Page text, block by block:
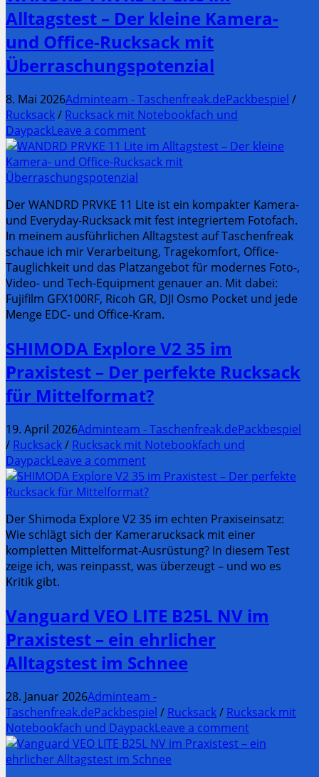
Alltagstest – Der kleine Kamera-
und Office-Rucksack mit
Überraschungspotenzial
8. Mai 2026Adminteam - Taschenfreak.dePackbespiel /
Rucksack/ Rucksack mit Notebookfach und
DaypackLeave a comment
Der WANDRD PRVKE 11 Lite ist ein kompakter Kamera-
und Everyday-Rucksack mit fest integriertem Fotofach.
In meinem ausführlichen Alltagstest auf Taschenfreak
schaue ich mir Verarbeitung, Tragekomfort, Office-
Tauglichkeit und das Platzangebot für modernes Foto-,
Video- und Tech-Equipment genauer an. Mit dabei:
Fujifilm GFX100RF, Ricoh GR, DJI Osmo Pocket und jede
Menge EDC- und Office-Kram.
SHIMODA Explore V2 35 im
Praxistest – Der perfekte Rucksack
für Mittelformat?
19. April 2026Adminteam - Taschenfreak.dePackbespiel
/ Rucksack/ Rucksack mit Notebookfach und
DaypackLeave a comment
Der Shimoda Explore V2 35 im echten Praxiseinsatz:
Wie schlägt sich der Kamerarucksack mit einer
kompletten Mittelformat-Ausrüstung? In diesem Test
zeige ich, was reinpasst, was überzeugt – und wo es
Kritik gibt.
Vanguard VEO LITE B25L NV im
Praxistest – ein ehrlicher
Alltagstest im Schnee
28. Januar 2026Adminteam -
Taschenfreak.dePackbespiel / Rucksack/ Rucksack mit
Notebookfach und DaypackLeave a comment